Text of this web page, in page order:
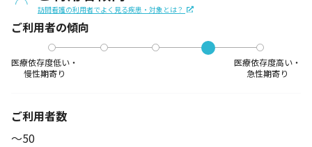
訪問看護の利用者でよく見る疾患・対象とは？
ご利用者の傾向
医療依存度低い・
慢性期寄り
医療依存度高い・
急性期寄り
ご利用者数
〜50